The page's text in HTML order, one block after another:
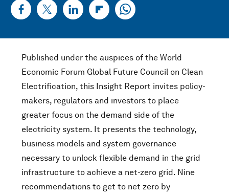
Published under the auspices of the World
Economic Forum Global Future Council on Clean
Electrification, this Insight Report invites policy-
makers, regulators and investors to place
greater focus on the demand side of the
electricity system. It presents the technology,
business models and system governance
necessary to unlock flexible demand in the grid
infrastructure to achieve a net-zero grid. Nine
recommendations to get to net zero by